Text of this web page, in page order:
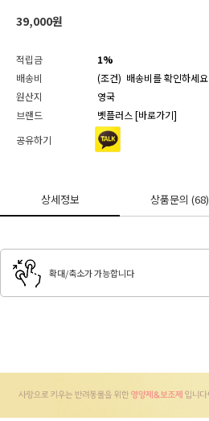
39,000원
적립금
1%
배송비
(조건) 배송비를 확인하세요
원산지
영국
브랜드
벳플러스 [바로가기]
공유하기
상세정보 상품문의(68)
확대/축소가 가능합니다